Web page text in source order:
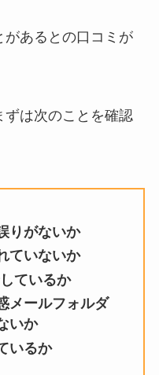
場を比較！
ッズは売れない？買取
でインスタやってる人
人インスタをフォロワー
ランキング！
があるとの口コミが
ずは次のことを確認
りがないか
ていないか
ているか
メールフォルダ
いか
いるか